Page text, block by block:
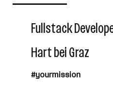
2501 - 10000
Fullstack
Hart bei Graz
#yourmission